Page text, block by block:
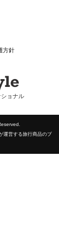
ョナル
方針
運営する旅行商品のブ